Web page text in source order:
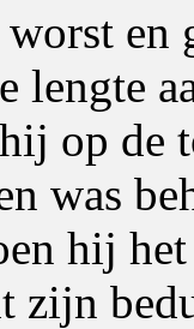
worst en
lengte
op de
was
hij
zijn